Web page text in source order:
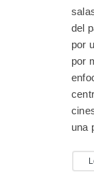
del
por
por
una